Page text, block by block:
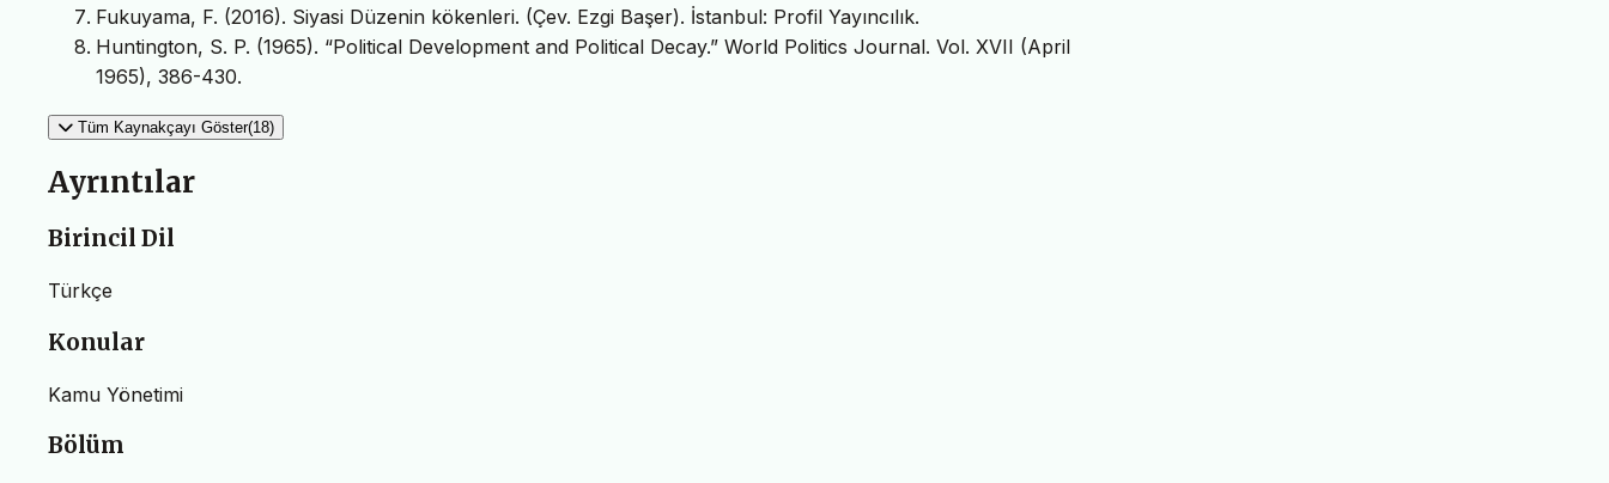
Fukuyama, F. (2016). Siyasi Düzenin kökenleri. (Çev. Ezgi Başer). İstanbul: Profil Yayıncılık.
Huntington, S. P. (1965). “Political Development and Political Decay.” World Politics Journal. Vol. XVII (April
1965), 386-430.
Tüm Kaynakçayı Göster(18)
Ayrıntılar
Birincil Dil
Türkçe
Konular
Kamu Yönetimi
Bölüm